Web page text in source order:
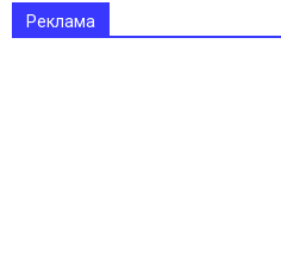
Реклама